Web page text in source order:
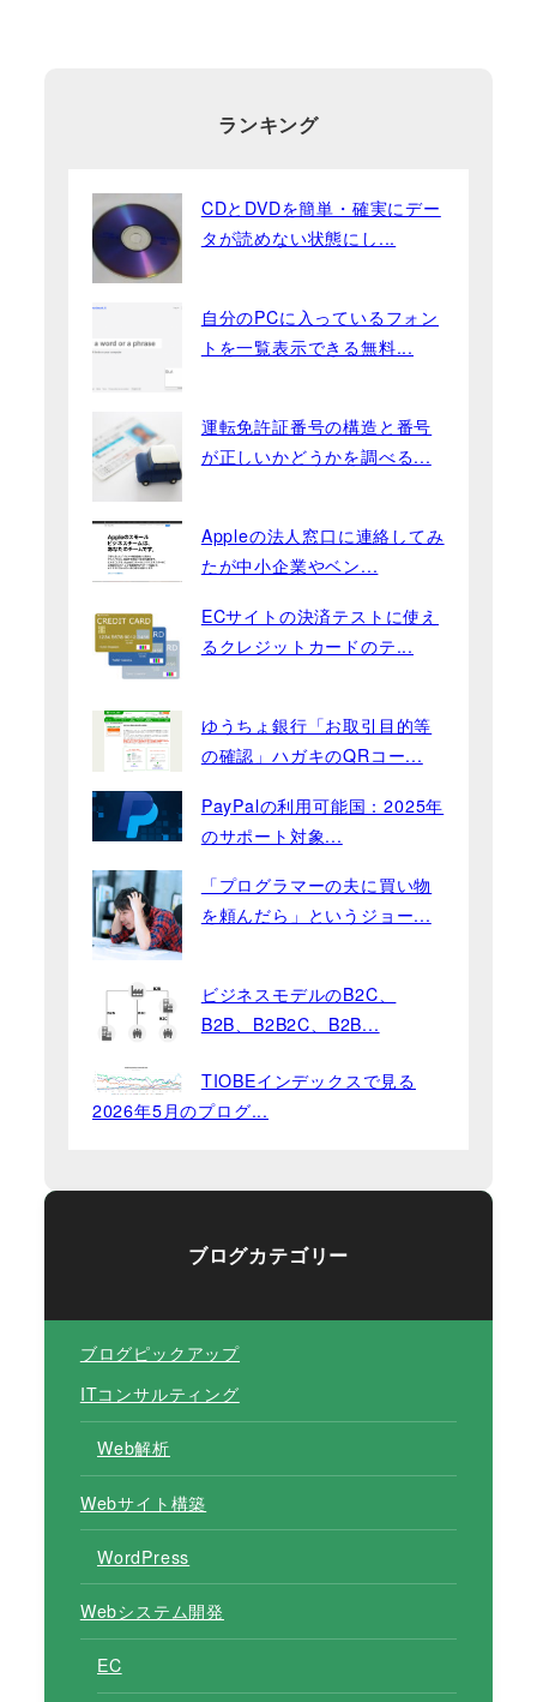
ランキング
CDとDVDを簡単・確実にデー
タが読めない状態にし...
自分のPCに入っているフォン
トを一覧表示できる無料...
運転免許証番号の構造と番号
が正しいかどうかを調べる...
Appleの法人窓口に連絡してみ
たが中小企業やベン...
ECサイトの決済テストに使え
るクレジットカードのテ...
ゆうちょ銀行「お取引目的等
の確認」ハガキのQRコー...
PayPalの利用可能国：2025年
のサポート対象...
「プログラマーの夫に買い物
を頼んだら」というジョー...
ビジネスモデルのB2C、
B2B、B2B2C、B2B...
TIOBEインデックスで見る
2026年5月のプログ...
ブログカテゴリー
ブログピックアップ
ITコンサルティング
Web解析
Webサイト構築
WordPress
Webシステム開発
EC